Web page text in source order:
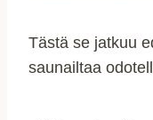
Tästä se jatkuu
saunailtaa